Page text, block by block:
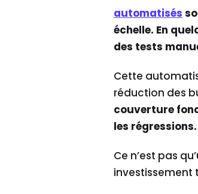
automatisés
échelle. En
des tests
Cette
réduction des
couverture
les régressions.
Ce n’est pas
investissement